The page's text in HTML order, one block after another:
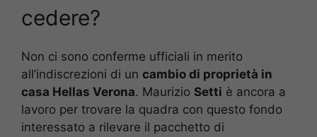
cedere?
Non ci sono conferme ufficiali in merito
all’indiscrezioni di un cambio di proprietà in
casa Hellas Verona. Maurizio Setti è ancora a
lavoro per trovare la quadra con questo fondo
interessato a rilevare il pacchetto di